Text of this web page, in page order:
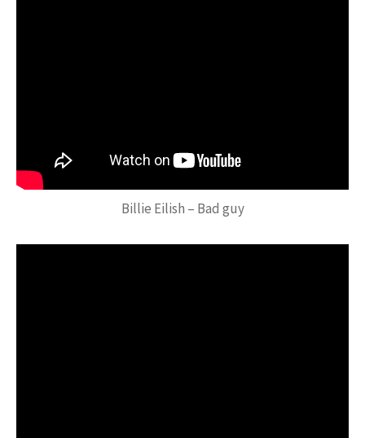
Billie Eilish – Bad guy